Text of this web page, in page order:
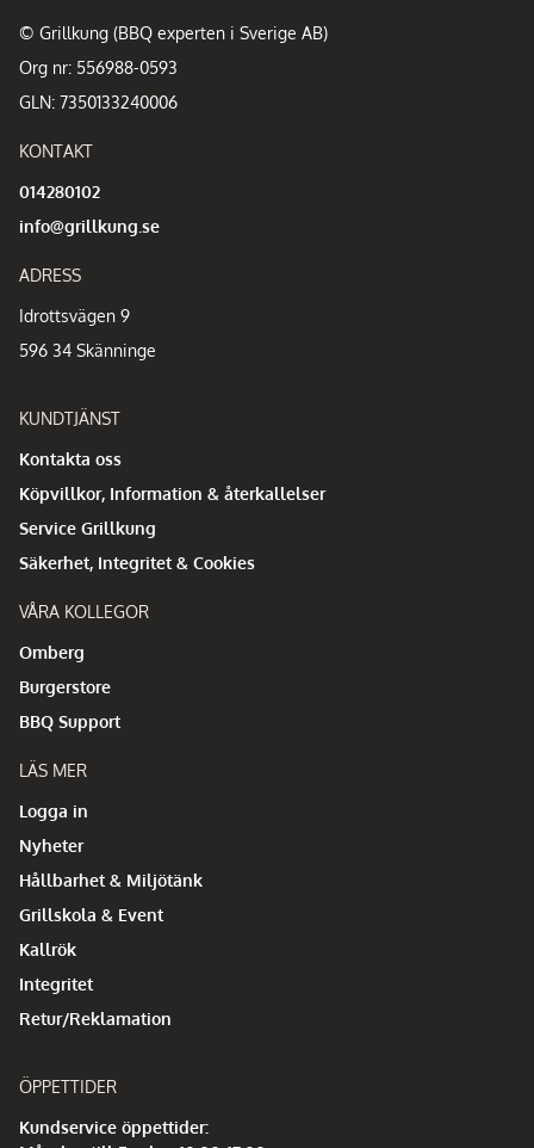
© Grillkung (BBQ experten i Sverige AB)
Org nr: 556988-0593
GLN: 7350133240006
KONTAKT
014280102
info@grillkung.se
ADRESS
Idrottsvägen 9
596 34 Skänninge
KUNDTJÄNST
Kontakta oss
Köpvillkor, Information & återkallelser
Service Grillkung
Säkerhet, Integritet & Cookies
VÅRA KOLLEGOR
Omberg
Burgerstore
BBQ Support
LÄS MER
Logga in
Nyheter
Hållbarhet & Miljötänk
Grillskola & Event
Kallrök
Integritet
Retur/Reklamation
ÖPPETTIDER
Kundservice öppettider: